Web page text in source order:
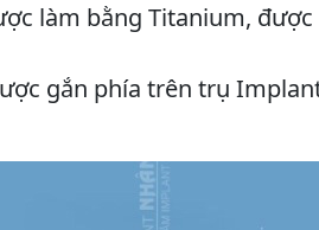
làm bằng Titanium,
gắn phía trên trụ